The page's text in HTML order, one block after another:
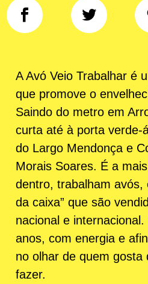
A Avó Veio Trabalhar é
que promove o
Saindo do metro em
curta até à porta verde-
do Largo Mendonça e
Morais Soares. É a
dentro, trabalham avós,
da caixa” que são
nacional e
anos, com energia e
no olhar de quem gosta
fazer.